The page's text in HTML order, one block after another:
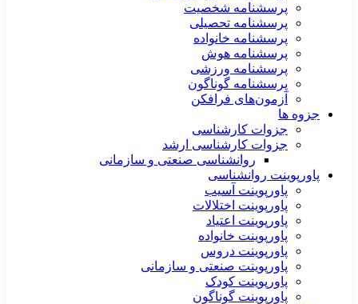
پرسشنامه شخصیت
پرسشنامه تحصیلی
پرسشنامه خانواده
پرسشنامه هوش
پرسشنامه ورزشی
پرسشنامه گوناگون
آزمون‌های فرافکن
جزوه ها
جزوات کارشناسی
جزوات کارشناسی ارشد
روانشناسی صنعتی و سازمانی
پاورپوینت روانشناسی
پاورپوینت آسیب
پاورپوینت اختلالات
پاورپوینت اعتیاد
پاورپوینت خانواده
پاورپوینت دروس
پاورپوینت صنعتی و سازمانی
پاورپوینت کودک
پاورپوینت گوناگون